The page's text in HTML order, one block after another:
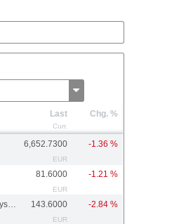
Last
Curr.
Chg. %
6,652.7300
EUR
-1.36 %
81.6000
EUR
-1.21 %
AT&S Austria Tech.&Systemtech. 143.6000
EUR
-2.84 %